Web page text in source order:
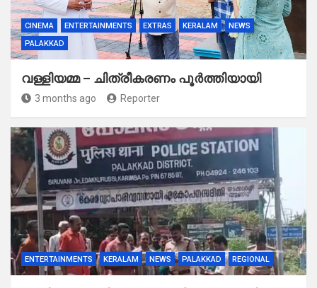
CINEMA ENTERTAINMENTS EXTRAS KERALAM
NEWS
PALAKKAD
വള്ളിയമ്മ – ചിത്രീകരണം പൂർത്തിയായി
3 months ago Reporter
ENTERTAINMENTS KERALAM NEWS PALAKKAD REGIONAL